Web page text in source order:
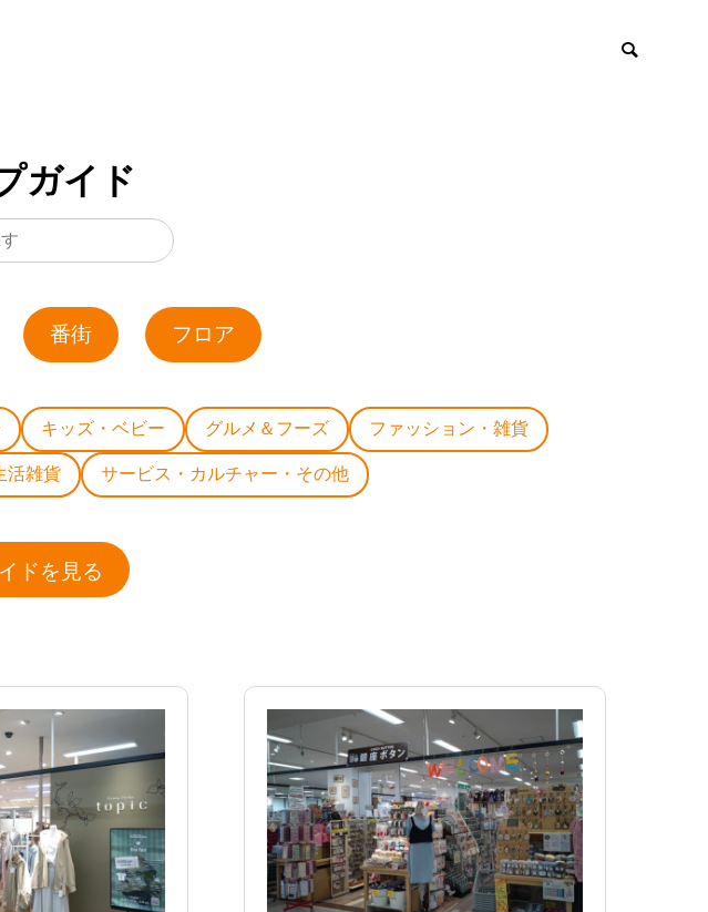
ガイド
番街 フロア
キッズ・ベビー グルメ＆フーズ ファッション・雑貨
活雑貨 サービス・カルチャー・その他
ドを見る